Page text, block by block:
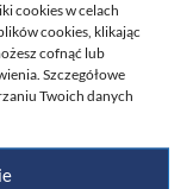
cookies w celach
cookies, klikając
cofnąć lub
Szczegółowe
Twoich danych
w
szkolenia
stanu
technologii